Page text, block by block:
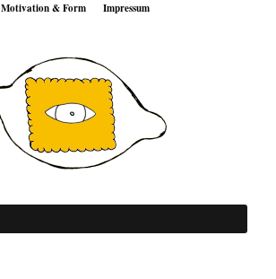
Motivation & Form Impressum